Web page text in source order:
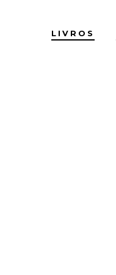
LIVROS